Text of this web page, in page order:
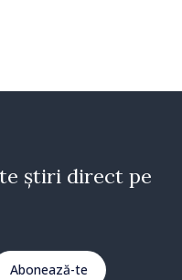
știri direct pe
Abonează-te